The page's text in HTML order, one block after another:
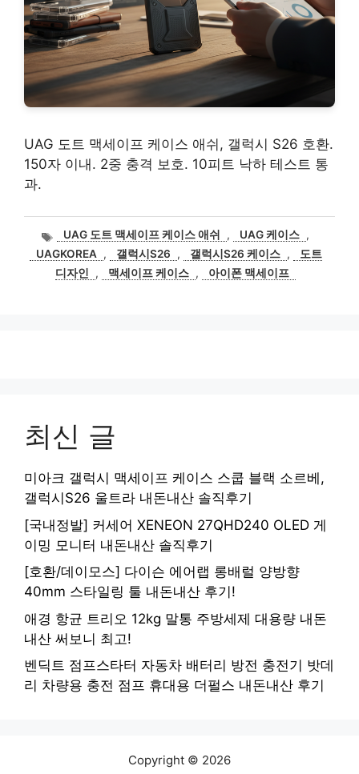
UAG 도트 맥세이프 케이스 애쉬, 갤럭시 S26 호환.
150자 이내. 2중 충격 보호. 10피트 낙하 테스트 통
과.
태
그
UAG 도트 맥세이프 케이스 애쉬 , UAG 케이스 ,
UAGKOREA , 갤럭시S26 , 갤럭시S26 케이스 ,
도트
디자인
, 맥세이프 케이스 , 아이폰 맥세이프
최신 글
미아크 갤럭시 맥세이프 케이스 스쿱 블랙 소르베,
갤럭시S26 울트라 내돈내산 솔직후기
[국내정발] 커세어 XENEON 27QHD240 OLED 게
이밍 모니터 내돈내산 솔직후기
[호환/데이모스] 다이슨 에어랩 롱배럴 양방향
40mm 스타일링 툴 내돈내산 후기!
애경 항균 트리오 12kg 말통 주방세제 대용량 내돈
내산 써보니 최고!
벤딕트 점프스타터 자동차 배터리 방전 충전기 밧데
리 차량용 충전 점프 휴대용 더펄스 내돈내산 후기
Copyright © 2026